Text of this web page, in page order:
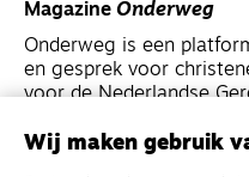
Magazine Onderweg
Onderweg is een
en gesprek voor
voor de Nederlandse
Magazine
Onderweg
Wij maken gebruik